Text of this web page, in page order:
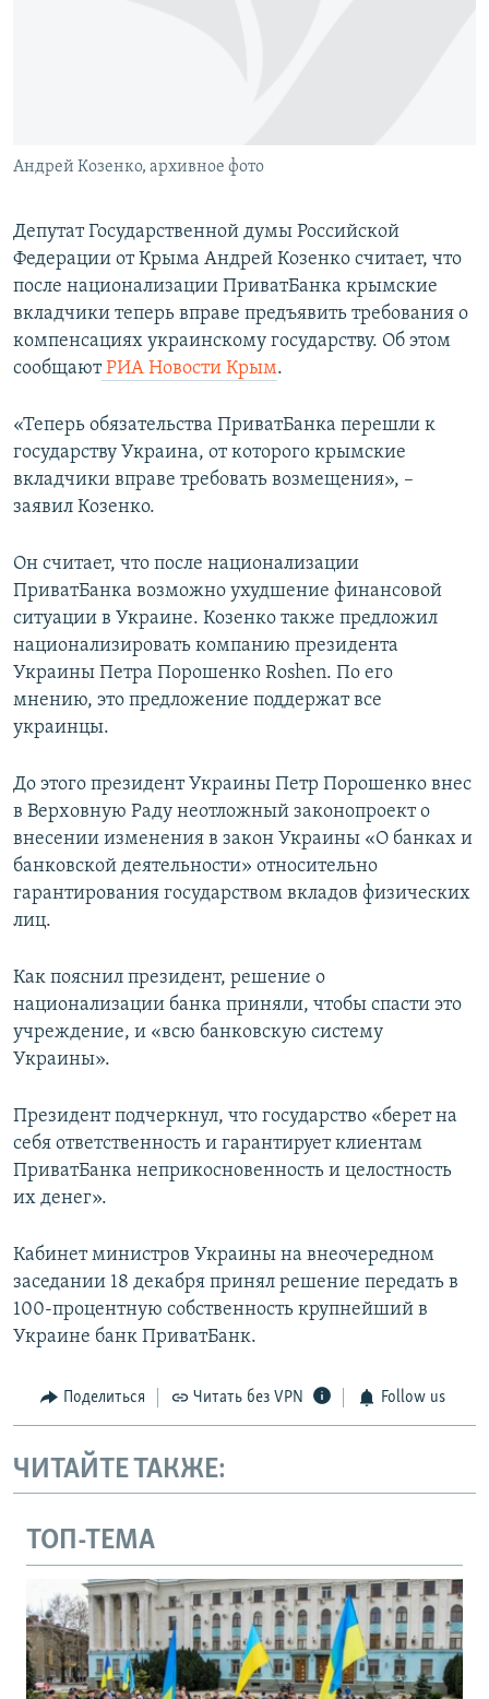
Все сайты RFE/RL
Андрей Козенко, архивное фото
Депутат Государственной думы Российской
Федерации от Крыма Андрей Козенко считает, что
после национализации ПриватБанка крымские
вкладчики теперь вправе предъявить требования о
компенсациях украинскому государству. Об этом
сообщаютРИА Новости Крым.
«Теперь обязательства ПриватБанка перешли к
государству Украина, от которого крымские
вкладчики вправе требовать возмещения», –
заявил Козенко.
Он считает, что после национализации
ПриватБанка возможно ухудшение финансовой
ситуации в Украине. Козенко также предложил
национализировать компанию президента
Украины Петра Порошенко Roshen. По его
мнению, это предложение поддержат все
украинцы.
До этого президент Украины Петр Порошенко внес
в Верховную Раду неотложный законопроект о
внесении изменения в закон Украины «О банках и
банковской деятельности» относительно
гарантирования государством вкладов физических
лиц.
Как пояснил президент, решение о
национализации банка приняли, чтобы спасти это
учреждение, и «всю банковскую систему
Украины».
Президент подчеркнул, что государство «берет на
себя ответственность и гарантирует клиентам
ПриватБанка неприкосновенность и целостность
их денег».
Кабинет министров Украины на внеочередном
заседании 18 декабря принял решение передать в
100-процентную собственность крупнейший в
Украине банк ПриватБанк.
Поделиться Читать без VPN Follow us
ЧИТАЙТЕ ТАКЖЕ:
ТОП-ТЕМА